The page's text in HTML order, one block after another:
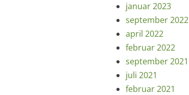
januar 2023
september 2022
april 2022
februar 2022
september 2021
juli 2021
februar 2021